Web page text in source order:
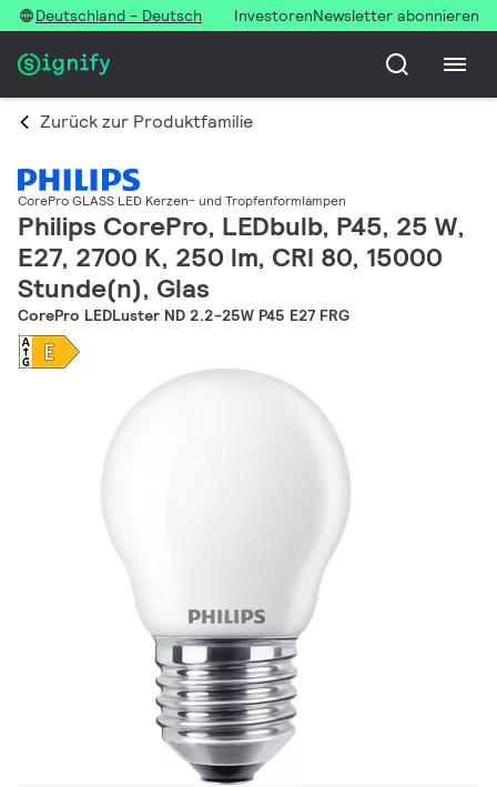
Deutschland - Deutsch InvestorenNewsletter abonnieren
Zurück zur Produktfamilie
CorePro GLASS LED Kerzen- und Tropfenformlampen
Philips CorePro, LEDbulb, P45, 25 W,
E27, 2700 K, 250 lm, CRI 80, 15000
Stunde(n), Glas
CorePro LEDLuster ND 2.2-25W P45 E27 FRG